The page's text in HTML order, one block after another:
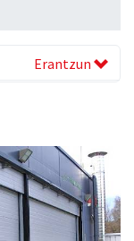
Erantzun